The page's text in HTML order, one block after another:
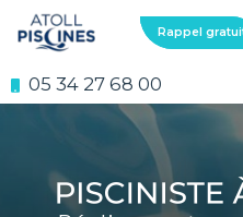
au
contenu
05 34 27 68 00
Rappel